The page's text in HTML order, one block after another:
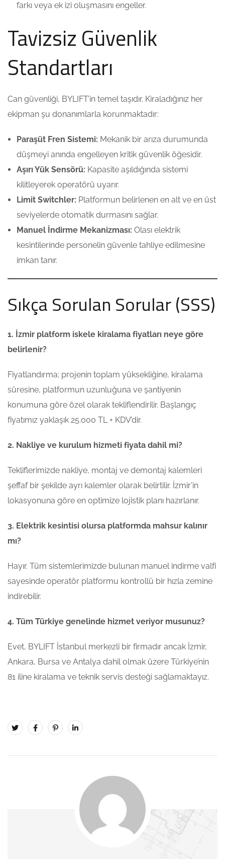
farkı veya ek izi oluşmasını engeller.
Tavizsiz Güvenlik
Standartları
Can güvenliği, BYLIFT’in temel taşıdır. Kiraladığınız her
ekipman şu donanımlarla korunmaktadır:
Paraşüt Fren Sistemi: Mekanik bir arıza durumunda
düşmeyi anında engelleyen kritik güvenlik öğesidir.
Aşırı Yük Sensörü: Kapasite aşıldığında sistemi
kilitleyerek operatörü uyarır.
Limit Switchler: Platformun belirlenen en alt ve en üst
seviyelerde otomatik durmasını sağlar.
Manuel İndirme Mekanizması: Olası elektrik
kesintilerinde personelin güvenle tahliye edilmesine
imkan tanır.
Sıkça Sorulan Sorular (SSS)
1. İzmir platform iskele kiralama fiyatları neye göre
belirlenir?
Fiyatlandırma; projenin toplam yüksekliğine, kiralama
süresine, platformun uzunluğuna ve şantiyenin
konumuna göre özel olarak tekliflendirilir. Başlangıç
fiyatımız yaklaşık 25.000 TL + KDV’dir.
2. Nakliye ve kurulum hizmeti fiyata dahil mi?
Tekliflerimizde nakliye, montaj ve demontaj kalemleri
şeffaf bir şekilde ayrı kalemler olarak belirtilir. İzmir’in
lokasyonuna göre en optimize lojistik planı hazırlanır.
3. Elektrik kesintisi olursa platformda mahsur kalınır
mı?
Hayır. Tüm sistemlerimizde bulunan manuel indirme valfi
sayesinde operatör platformu kontrollü bir hızla zemine
indirebilir.
4. Tüm Türkiye genelinde hizmet veriyor musunuz?
Evet, BYLIFT İstanbul merkezli bir firmadır ancak İzmir,
Ankara, Bursa ve Antalya dahil olmak üzere Türkiye’nin
81 iline kiralama ve teknik servis desteği sağlamaktayız.